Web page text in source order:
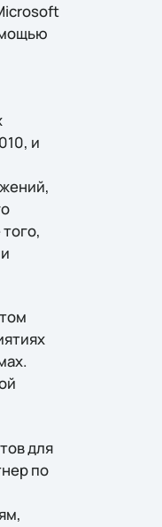
и
для
по